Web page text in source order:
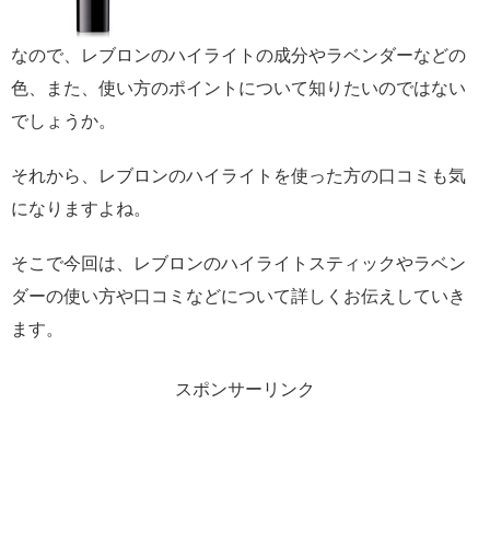
なので、レブロンのハイライトの成分やラベンダーなどの
色、また、使い方のポイントについて知りたいのではない
でしょうか。
それから、レブロンのハイライトを使った方の口コミも気
になりますよね。
そこで今回は、レブロンのハイライトスティックやラベン
ダーの使い方や口コミなどについて詳しくお伝えしていき
ます。
スポンサーリンク